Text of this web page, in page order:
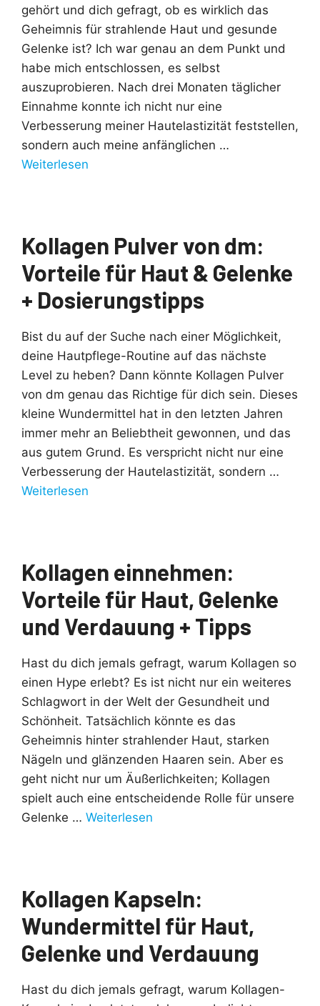
gehört und dich gefragt, ob es wirklich das
Geheimnis für strahlende Haut und gesunde
Gelenke ist? Ich war genau an dem Punkt und
habe mich entschlossen, es selbst
auszuprobieren. Nach drei Monaten täglicher
Einnahme konnte ich nicht nur eine
Verbesserung meiner Hautelastizität feststellen,
sondern auch meine anfänglichen …
Weiterlesen
Kollagen Pulver von dm:
Vorteile für Haut & Gelenke
+ Dosierungstipps
Bist du auf der Suche nach einer Möglichkeit,
deine Hautpflege-Routine auf das nächste
Level zu heben? Dann könnte Kollagen Pulver
von dm genau das Richtige für dich sein. Dieses
kleine Wundermittel hat in den letzten Jahren
immer mehr an Beliebtheit gewonnen, und das
aus gutem Grund. Es verspricht nicht nur eine
Verbesserung der Hautelastizität, sondern …
Weiterlesen
Kollagen einnehmen:
Vorteile für Haut, Gelenke
und Verdauung + Tipps
Hast du dich jemals gefragt, warum Kollagen so
einen Hype erlebt? Es ist nicht nur ein weiteres
Schlagwort in der Welt der Gesundheit und
Schönheit. Tatsächlich könnte es das
Geheimnis hinter strahlender Haut, starken
Nägeln und glänzenden Haaren sein. Aber es
geht nicht nur um Äußerlichkeiten; Kollagen
spielt auch eine entscheidende Rolle für unsere
Gelenke … Weiterlesen
Kollagen Kapseln:
Wundermittel für Haut,
Gelenke und Verdauung
Hast du dich jemals gefragt, warum Kollagen-